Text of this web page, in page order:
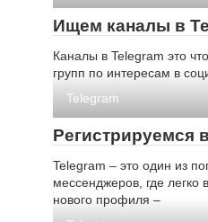
Ищем каналы в
Каналы в Telegram это
групп по интересам в
Telegram
Регистрируемся
Telegram – это один из
мессенджеров, где легко
нового профиля –